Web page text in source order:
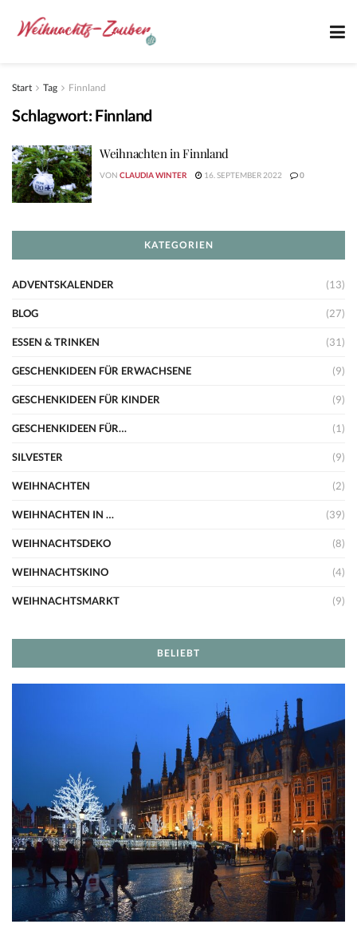
Start Tag Finnland
Schlagwort:Finnland
Weihnachten in Finnland
VON CLAUDIA WINTER 16. SEPTEMBER 2022 0
KATEGORIEN
ADVENTSKALENDER (13)
BLOG (27)
ESSEN & TRINKEN (31)
GESCHENKIDEEN FÜR ERWACHSENE (9)
GESCHENKIDEEN FÜR KINDER (9)
GESCHENKIDEEN FÜR… (1)
SILVESTER (9)
WEIHNACHTEN (2)
WEIHNACHTEN IN … (39)
WEIHNACHTSDEKO (8)
WEIHNACHTSKINO (4)
WEIHNACHTSMARKT (9)
BELIEBT